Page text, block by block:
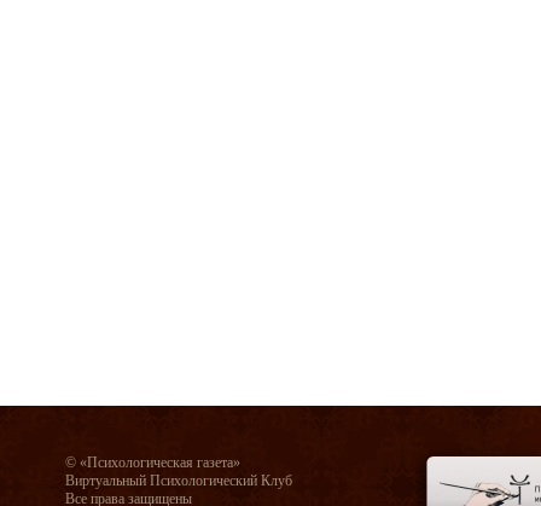
© «Психологическая газета»
Виртуальный Психологический Клуб
Все права защищены